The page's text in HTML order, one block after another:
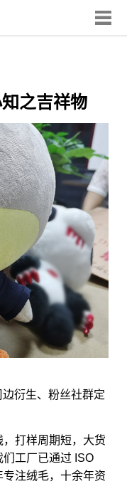
之吉祥物
衍生、粉丝社群定
打样周期短，大货
工厂已通过 ISO
注绒毛，十余年资